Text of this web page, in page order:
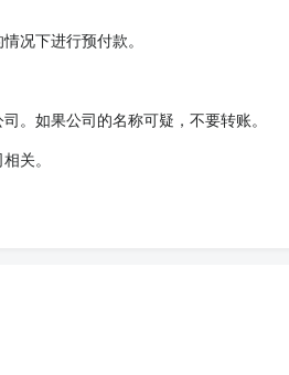
况下进行预付款。
。如果公司的名称可疑，不要转账。
关。